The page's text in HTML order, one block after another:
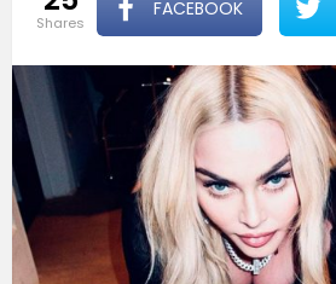
shares
FACEBOOK